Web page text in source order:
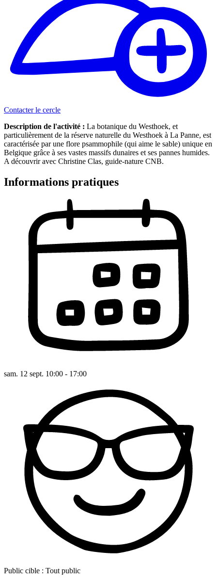
Contacter le cercle
Description de l'activité : La botanique du Westhoek, et
particulièrement de la réserve naturelle du Westhoek à La Panne, est
caractérisée par une flore psammophile (qui aime le sable) unique en
Belgique grâce à ses vastes massifs dunaires et ses pannes humides.
A découvrir avec Christine Clas, guide-nature CNB.
Informations pratiques
sam. 12 sept. 10:00 - 17:00
Public cible : Tout public